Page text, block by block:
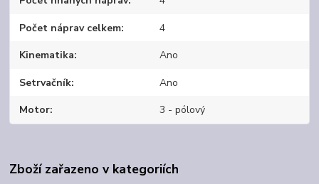
Počet náprav celkem 4
Kinematika Ano
Setrvačník Ano
Motor 3 - pólový
Zboží zařazeno v kategoriích